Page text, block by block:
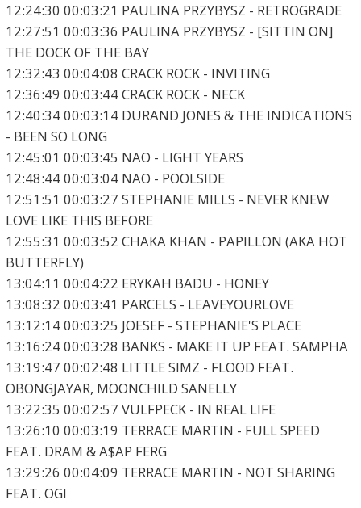
12:24:30 00:03:21 PAULINA PRZYBYSZ - RETROGRADE
12:27:51 00:03:36 PAULINA PRZYBYSZ - [SITTIN ON]
THE DOCK OF THE BAY
12:32:43 00:04:08 CRACK ROCK - INVITING
12:36:49 00:03:44 CRACK ROCK - NECK
12:40:34 00:03:14 DURAND JONES & THE INDICATIONS
- BEEN SO LONG
12:45:01 00:03:45 NAO - LIGHT YEARS
12:48:44 00:03:04 NAO - POOLSIDE
12:51:51 00:03:27 STEPHANIE MILLS - NEVER KNEW
LOVE LIKE THIS BEFORE
12:55:31 00:03:52 CHAKA KHAN - PAPILLON (AKA HOT
BUTTERFLY)
13:04:11 00:04:22 ERYKAH BADU - HONEY
13:08:32 00:03:41 PARCELS - LEAVEYOURLOVE
13:12:14 00:03:25 JOESEF - STEPHANIE'S PLACE
13:16:24 00:03:28 BANKS - MAKE IT UP FEAT. SAMPHA
13:19:47 00:02:48 LITTLE SIMZ - FLOOD FEAT.
OBONGJAYAR, MOONCHILD SANELLY
13:22:35 00:02:57 VULFPECK - IN REAL LIFE
13:26:10 00:03:19 TERRACE MARTIN - FULL SPEED
FEAT. DRAM & A$AP FERG
13:29:26 00:04:09 TERRACE MARTIN - NOT SHARING
FEAT. OGI